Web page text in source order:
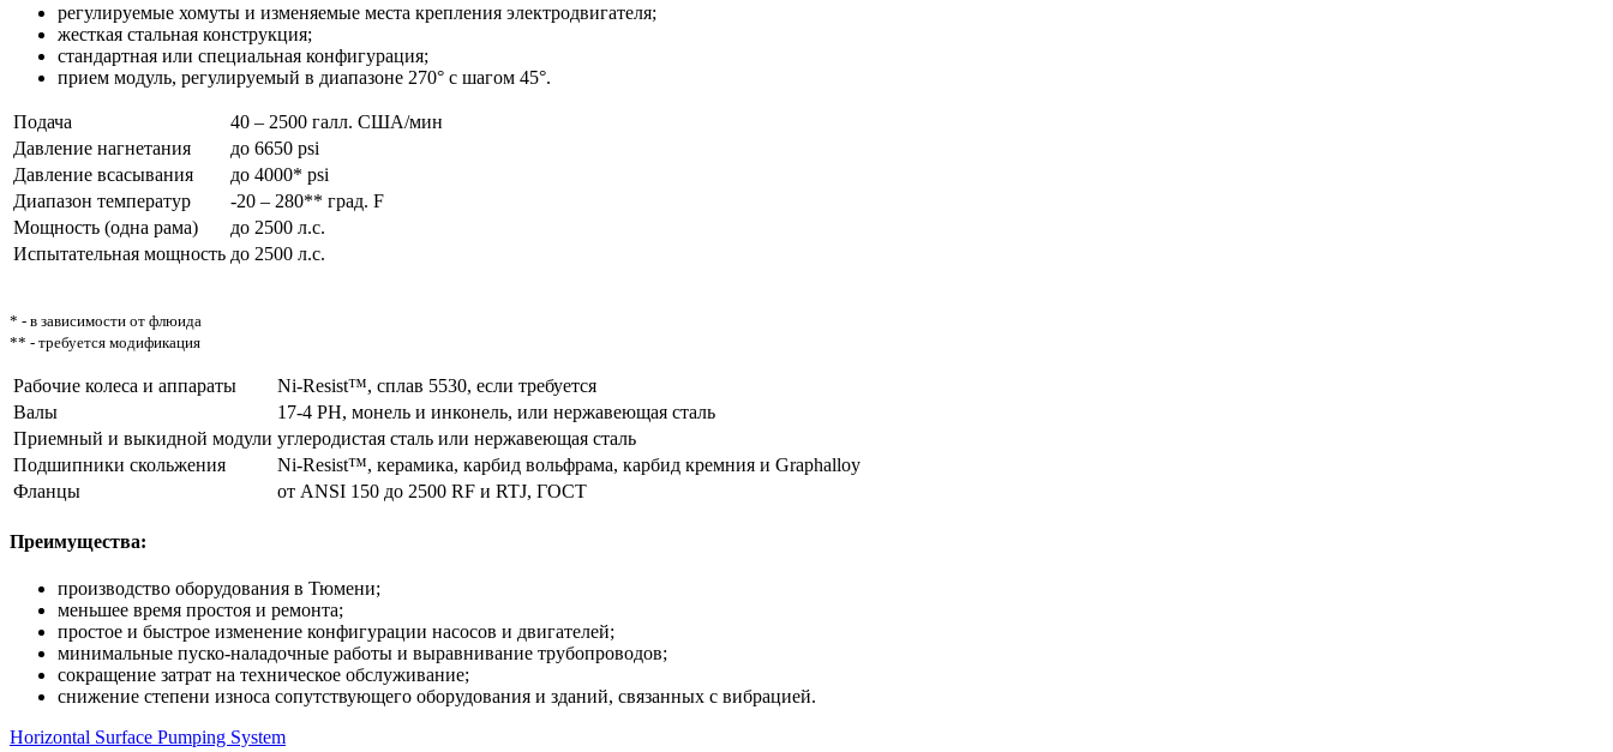
регулируемые хомуты и изменяемые места крепления электродвигателя;
жесткая стальная конструкция;
стандартная или специальная конфигурация;
прием модуль, регулируемый в диапазоне 270° с шагом 45°.
Подача
40 – 2500 галл. США/мин
Давление нагнетания
до 6650 psi
Давление всасывания
до 4000* psi
Диапазон температур
-20 – 280** град. F
Мощность (одна рама)
до 2500 л.с.
Испытательная мощность до 2500 л.с.
* - в зависимости от флюида
** - требуется модификация
Рабочие колеса и аппараты
Ni-Resist™, сплав 5530, если требуется
Валы
17-4 РН, монель и инконель, или нержавеющая сталь
Приемный и выкидной модули углеродистая сталь или нержавеющая сталь
Подшипники скольжения
Ni-Resist™, керамика, карбид вольфрама, карбид кремния и Graphalloy
Фланцы
от ANSI 150 до 2500 RF и RTJ, ГОСТ
Преимущества:
производство оборудования в Тюмени;
меньшее время простоя и ремонта;
простое и быстрое изменение конфигурации насосов и двигателей;
минимальные пуско-наладочные работы и выравнивание трубопроводов;
сокращение затрат на техническое обслуживание;
снижение степени износа сопутствующего оборудования и зданий, связанных с вибрацией.
Horizontal Surface Pumping System